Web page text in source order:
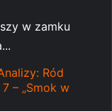
w zamku
Ród
– „Smok w